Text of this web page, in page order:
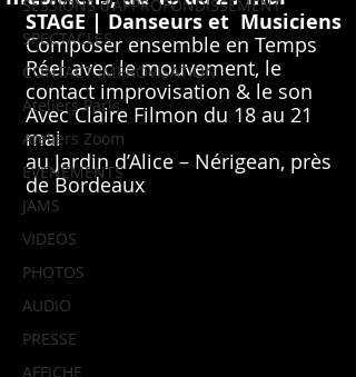
SESSIONS d'APPROFONDISSEMENT
SPECTACLES
CONTACT IMPROVISATION
Ateliers Paris
Ateliers Zoom
EVENEMENTS
JAMS
VIDEOS
PHOTOS
AUDIO
PRESSE
AFFICHE
STAGE | Danseurs et  Musiciens
Composer ensemble en Temps
Réel avec le mouvement, le
contact improvisation & le son
Avec Claire Filmon du 18 au 21
mai
au Jardin d’Alice – Nérigean, près
de Bordeaux